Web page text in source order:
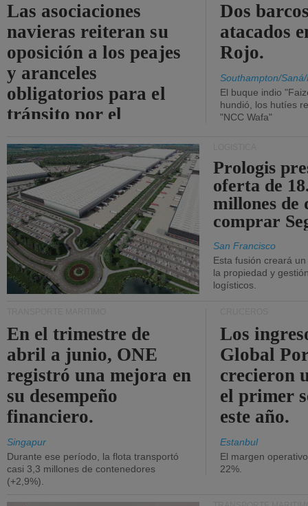
Las asociaciones
navieras reiteran su
oposición a los peajes
y aranceles
obligatorios para el
tránsito por el
Dos
atacados
Rojo.
Southampton/
El buque indio
hundió, los hutíes
"NCC Wafa"
Prologis
oferta de
millones de
comprar
San Francisco
Esta fusión creará
la propiedad y
logísticos.
En el trimestre de
abril a junio, ONE
registró una mejora en
su desempeño
financiero.
Singapur
Durante ese período, la flota transportó
casi 3,3 millones de contenedores
(+2,9%).
Los
Global
crecieron
el primer
este año.
Estanbul
El margen
22%.